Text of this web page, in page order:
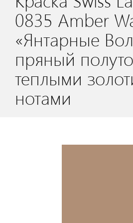
0835 Amber
«Янтарные
пряный
теплыми
нотами